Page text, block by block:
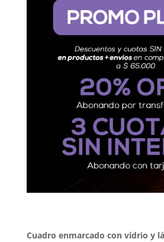
Cuadro enmarcado con vidrio y